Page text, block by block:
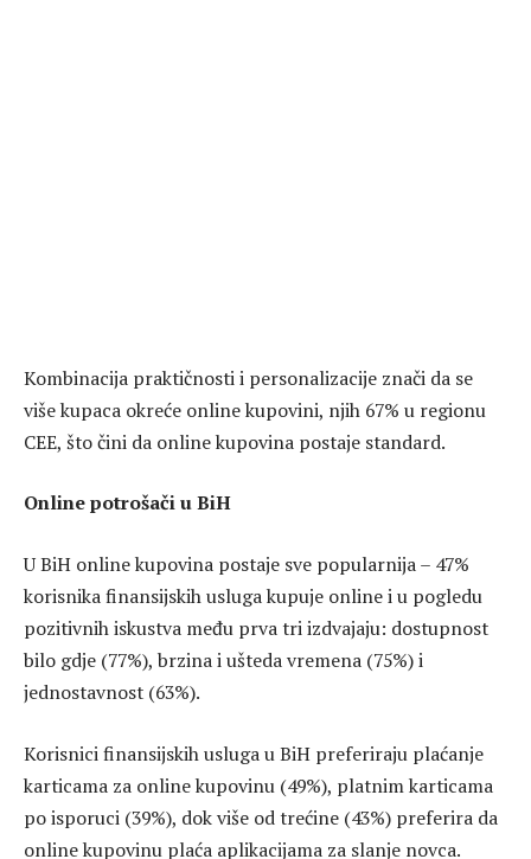
Kombinacija praktičnosti i personalizacije znači da se
više kupaca okreće online kupovini, njih 67% u regionu
CEE, što čini da online kupovina postaje standard.
Online potrošači u BiH
U BiH online kupovina postaje sve popularnija – 47%
korisnika finansijskih usluga kupuje online i u pogledu
pozitivnih iskustva među prva tri izdvajaju: dostupnost
bilo gdje (77%), brzina i ušteda vremena (75%) i
jednostavnost (63%).
Korisnici finansijskih usluga u BiH preferiraju plaćanje
karticama za online kupovinu (49%), platnim karticama
po isporuci (39%), dok više od trećine (43%) preferira da
online kupovinu plaća aplikacijama za slanje novca.